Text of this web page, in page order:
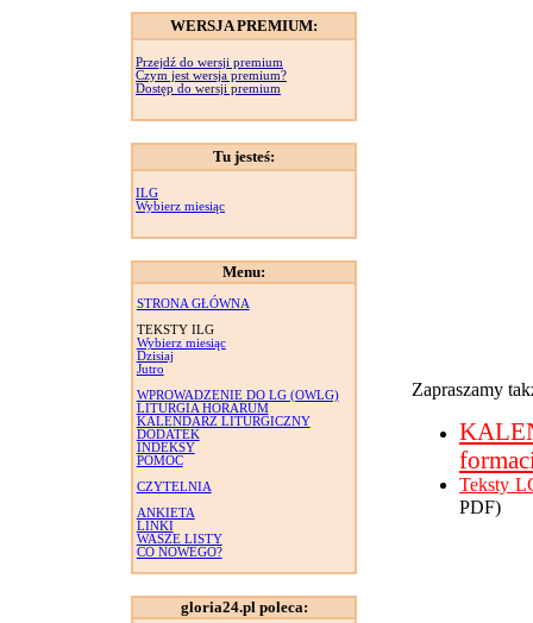
WERSJA PREMIUM:
Przejdź do wersji premium
Czym jest wersja premium?
Dostęp do wersji premium
Tu jesteś:
ILG
Wybierz miesiąc
Menu:
STRONA GŁÓWNA
TEKSTY ILG
Wybierz miesiąc
Dzisiaj
Jutro
WPROWADZENIE DO LG (OWLG)
LITURGIA HORARUM
KALENDARZ LITURGICZNY
DODATEK
INDEKSY
POMOC
CZYTELNIA
ANKIETA
LINKI
WASZE LISTY
CO NOWEGO?
gloria24.pl poleca:
Zapraszamy
Teksty
PDF)